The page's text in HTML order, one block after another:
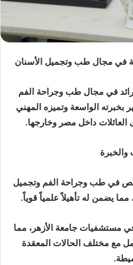
في مجال طب وتجميل الأسنان
في مجال طب وجراحة الفم
الواسعة وتميزه المهني
العائلات داخل مصر وخارجها.
والخبرة
في طب وجراحة الفم وتجميل
يضمن له تأهيلاً علمياً قوياً.
مستشفيات جامعة الأزهر، مما
مع مختلف الحالات المعقدة